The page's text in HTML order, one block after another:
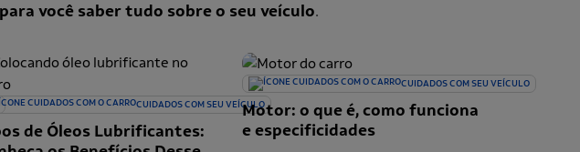
para você saber tudo sobre o seu veículo.
CUIDADOS COM SEU VEÍCULO
de Óleos Lubrificantes:
CUIDADOS COM SEU VEÍCULO
Motor: o que é, como funciona
e especificidades